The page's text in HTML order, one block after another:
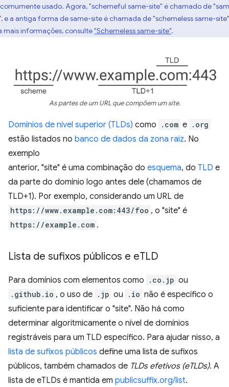
usado. Agora, "schemeful same-site" é chamado de
e a antiga forma de same-site é chamada de "schemeless same-
mais informações, consulte"Schemeless same-site".
As partes de um URL que compõem um site.
Domínios de nível superior (TLDs) como .com e .org
estão listados no banco de dados da zona raiz. No
exemplo
anterior, "site" é uma combinação do esquema, do TLD e
da parte do domínio logo antes dele (chamamos de
TLD+1). Por exemplo, considerando um URL de
https://www.example.com:443/foo , o "site" é
https://example.com .
Lista de sufixos públicos e eTLD
Para domínios com elementos como .co.jp ou
.github.io , o uso de .jp ou .io não é específico o
suficiente para identificar o "site". Não há como
determinar algoritmicamente o nível de domínios
registráveis para um TLD específico. Para ajudar nisso, a
lista de sufixos públicos define uma lista de sufixos
públicos, também chamados de TLDs efetivos (eTLDs). A
lista de eTLDs é mantida em publicsuffix.org/list.